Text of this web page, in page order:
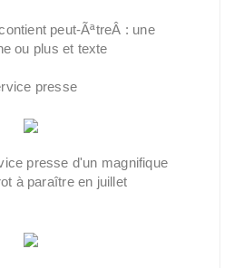
presse
presse d'un magnifique
à paraître en juillet